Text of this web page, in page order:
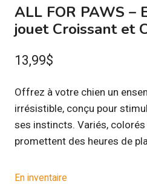
ALL FOR PAWS –
jouet Croissant et
13,99$
Offrez à votre chien un
irrésistible, conçu pour
ses instincts. Variés,
promettent des heures de
En inventaire